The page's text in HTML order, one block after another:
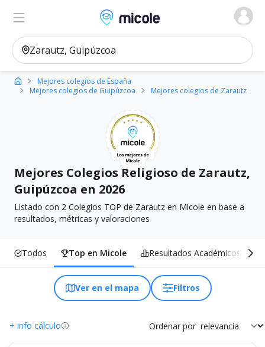
Micole, buscador de colegios
Ver en el mapa
Mejores colegios de España
Mejores colegios de Guipúzcoa
Mejores colegios de Zarautz
Mejores Colegios Religioso de Zarautz,
Guipúzcoa en 2026
Listado con 2 Colegios TOP de Zarautz en Micole en base a
resultados, métricas y valoraciones
Todos Top en Micole Resultados Académicos
Ver en el mapa Filtros
+ info cálculo Ordenar por